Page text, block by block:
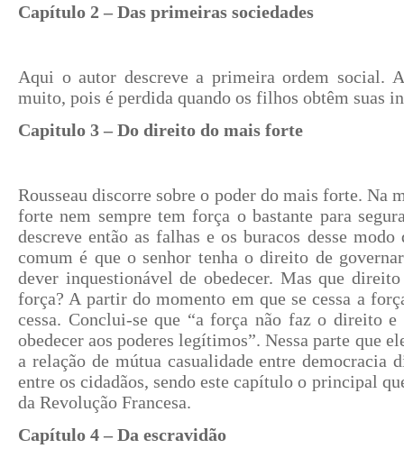
Capítulo 2 – Das primeiras sociedades
Aqui o autor descreve a primeira ordem social.
muito, pois é perdida quando os filhos obtêm suas
Capitulo 3 – Do direito do mais forte
Rousseau discorre sobre o poder do mais forte. Na
forte nem sempre tem força o bastante para
descreve então as falhas e os buracos desse
comum é que o senhor tenha o direito de
dever inquestionável de obedecer. Mas que direito
força? A partir do momento em que se cessa a
cessa. Conclui-se que “a força não faz o direito
obedecer aos poderes legítimos”. Nessa parte que
a relação de mútua casualidade entre democracia
entre os cidadãos, sendo este capítulo o principal
da Revolução Francesa.
Capítulo 4 – Da escravidão